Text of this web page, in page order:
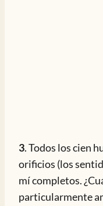
3. Todos los cien
orificios (los
mí completos.
particularmente